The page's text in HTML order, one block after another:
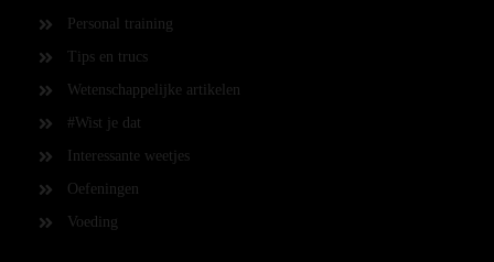
Personal training
Tips en trucs
Wetenschappelijke artikelen
#Wist je dat
Interessante weetjes
Oefeningen
Voeding